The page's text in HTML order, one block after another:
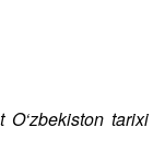
tarixi